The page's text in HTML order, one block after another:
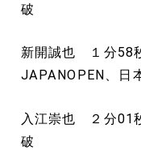
破
新開誠也 １分58
JAPANOPEN、日
入江崇也 ２分01
破